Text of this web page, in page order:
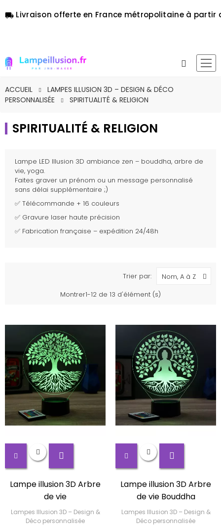
local_shipping Livraison offerte en France métropolitaine à partir
ACCUEIL
LAMPES ILLUSION 3D – DESIGN & DÉCO
PERSONNALISÉE
SPIRITUALITÉ & RELIGION
SPIRITUALITÉ & RELIGION
Lampe LED Illusion 3D ambiance zen – bouddha, arbre de
vie, yoga.
Faites graver un prénom ou un message personnalisé
sans délai supplémentaire ;)
✅ Télécommande + 16 couleurs
✅ Gravure laser haute précision
✅ Fabrication française – expédition 24/48h
Trier par:
Nom, A à Z
Montrer1-12 de 13 d'élément (s)
Lampe illusion 3D Arbre
de vie
Lampes Illusion 3D – Design &
Déco personnalisée
Lampe illusion 3D Arbre
de vie Bouddha
Lampes Illusion 3D – Design &
Déco personnalisée